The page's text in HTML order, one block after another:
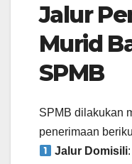
Jalur
Murid
SPMB
SPMB dilakukan
penerimaan
Jalur Domisili